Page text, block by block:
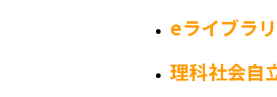
eライブラリ
理科社会自